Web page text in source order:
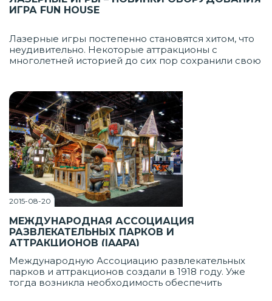
ИГРА FUN HOUSE
Лазерные игры постепенно становятся хитом, что
неудивительно. Некоторые аттракционы с
многолетней историей до сих пор сохранили свою
надоест. Но с развитием новых технологий всегда
хочется чего-то необычного, яркого и очень
зрелищного.
2015-08-20
МЕЖДУНАРОДНАЯ АССОЦИАЦИЯ
РАЗВЛЕКАТЕЛЬНЫХ ПАРКОВ И
АТТРАКЦИОНОВ (IAAPA)
Международную Ассоциацию развлекательных
парков и аттракционов создали в 1918 году. Уже
тогда возникла необходимость обеспечить